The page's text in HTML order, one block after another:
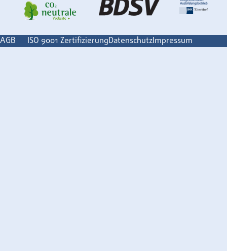
AGB ISO 9001 ZertifizierungDatenschutzImpressum